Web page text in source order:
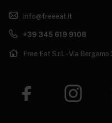
info@freeeat.it
+39 345 619 9108
Free Eat S.r.l. - Via